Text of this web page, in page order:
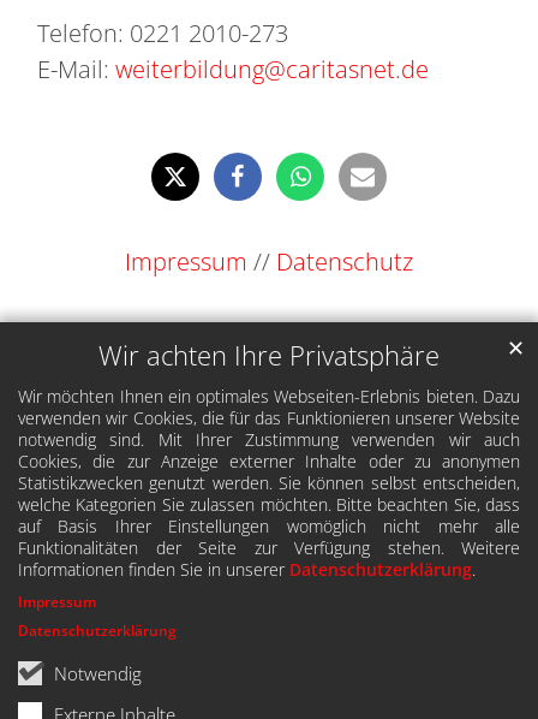
Wir achten Ihre Privatsphäre
Wir möchten Ihnen ein optimales Webseiten-Erlebnis bieten. Dazu
verwenden wir Cookies, die für das Funktionieren unserer Website
notwendig sind. Mit Ihrer Zustimmung verwenden wir auch
Cookies, die zur Anzeige externer Inhalte oder zu anonymen
Statistikzwecken genutzt werden. Sie können selbst entscheiden,
welche Kategorien Sie zulassen möchten. Bitte beachten Sie, dass
auf Basis Ihrer Einstellungen womöglich nicht mehr alle
Funktionalitäten der Seite zur Verfügung stehen. Weitere
Informationen finden Sie in unserer Datenschutzerklärung.
Notwendig
✕
Impressum
Datenschutzerklärung
Telefon: 0221 2010-273
E-Mail: weiterbildung@caritasnet.de
Impressum // Datenschutz